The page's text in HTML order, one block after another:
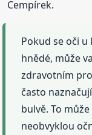
Cempírek.
Pokud se oči
hnědé, může
zdravotním
často
bulvě. To
neobvyklou